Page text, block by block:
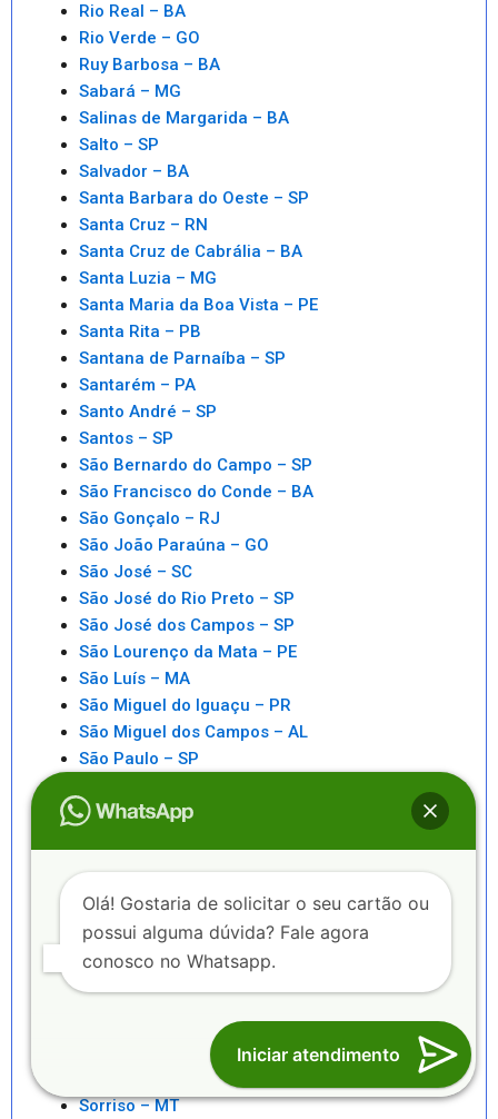
Rio Real – BA
Rio Verde – GO
Ruy Barbosa – BA
Sabará – MG
Salinas de Margarida – BA
Salto – SP
Salvador – BA
Santa Barbara do Oeste – SP
Santa Cruz – RN
Santa Cruz de Cabrália – BA
Santa Luzia – MG
Santa Maria da Boa Vista – PE
Santa Rita – PB
Santana de Parnaíba – SP
Santarém – PA
Santo André – SP
Santos – SP
São Bernardo do Campo – SP
São Francisco do Conde – BA
São Gonçalo – RJ
São João Paraúna – GO
São José – SC
São José do Rio Preto – SP
São José dos Campos – SP
São Lourenço da Mata – PE
São Luís – MA
São Miguel do Iguaçu – PR
São Miguel dos Campos – AL
São Paulo – SP
São Sebastiao – SP
Senhor do Bonfim – BA
Serra – ES
Serrinha – BA
Sete Lagoas – MG
Sorriso – MT
Olá! Gostaria de solicitar o seu cartão ou
possui alguma dúvida? Fale agora
conosco no Whatsapp.
Iniciar atendimento